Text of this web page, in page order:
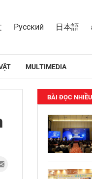
Русский 日本語
MULTIMEDIA
BÀI ĐỌC NHIỀU